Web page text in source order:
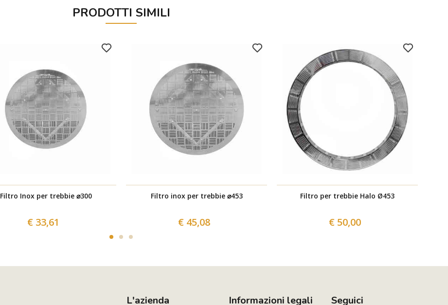
PRODOTTI SIMILI
Filtro Inox per trebbie ⌀300
€ 33,61
Filtro inox per trebbie ⌀453
€ 45,08
Filtro per trebbie Halo Ø453
€ 50,00
L'azienda Informazioni legali Seguici